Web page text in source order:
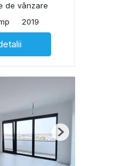
de vânzare
2019
Next